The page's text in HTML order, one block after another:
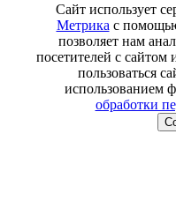
Сайт использует
Метрика с
позволяет нам
посетителей с сайтом
пользоваться
использованием
обработки